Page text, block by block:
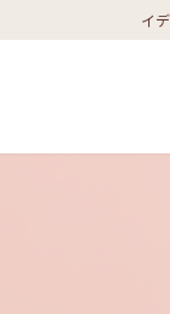
ン
へ
ビ
ョ
イ